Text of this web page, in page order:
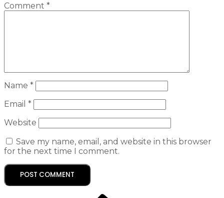
Comment *
Name *
Email *
Website
Save my name, email, and website in this browser
for the next time I comment.